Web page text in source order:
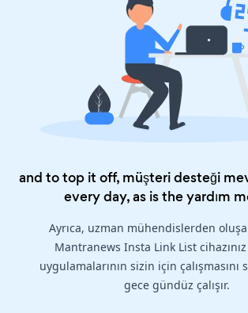
and to top it off, müşteri desteği
every day, as is theyardım
Ayrıca, uzman mühendislerden
Mantranews Insta Link List
uygulamalarının sizin için çalışmasını
gece gündüz çalışır.